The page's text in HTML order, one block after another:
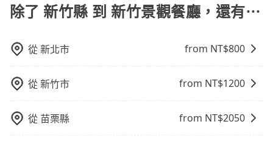
就顯得非常不便。
等。 點到點包車：點到點包車是按照里程和目的地來計
費，客戶可以預先告知出發地點A到目的地B，會根據路
個城市到另一個城市的長途包車。
在用車前一天才開始安排車輛，並於用車前一天晚上8點
提供服務司機和車輛資訊。如果您有特殊的用車需求，
booking@tripool.app，將有專人協助回覆確認是否能
除了 新竹縣 到 新竹景觀餐廳，還有⋯
從新北市 from NT$800
從新竹市 from NT$1200
從 苗栗縣 from NT$2050